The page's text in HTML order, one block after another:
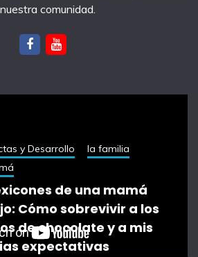
comunidad.
y Desarrollo
la familia
de una mamá
Cómo sobrevivir a los
de chocolate y a mis
expectativas